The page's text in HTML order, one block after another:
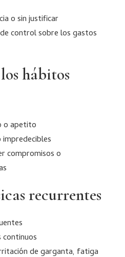
o sin justificar
control sobre los gastos
hábitos
o apetito
compromisos o
recurrentes
de garganta, fatiga